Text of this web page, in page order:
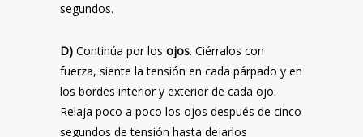
segundos.
D) Continúa por los ojos. Ciérralos con
fuerza, siente la tensión en cada párpado y en
los bordes interior y exterior de cada ojo.
Relaja poco a poco los ojos después de cinco
segundos de tensión hasta dejarlos